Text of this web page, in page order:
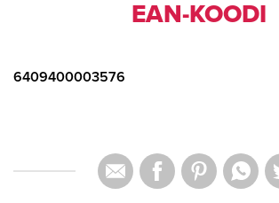
EAN-KOODI
6409400003576